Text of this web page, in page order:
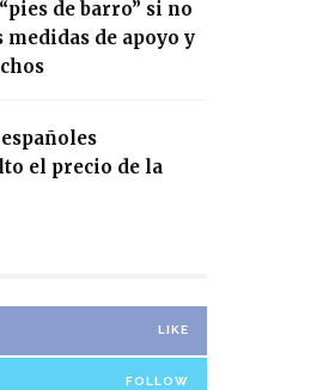
de barro” si no
medidas de apoyo y
el precio de la
LIKE
FOLLOW